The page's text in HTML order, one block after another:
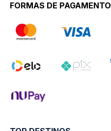
FORMAS DE PAGAMENTO